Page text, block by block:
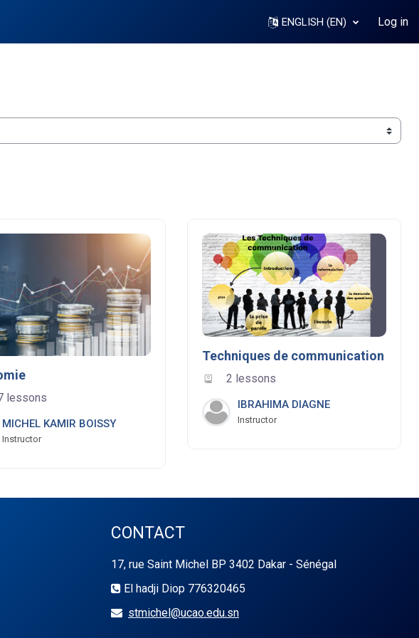
ENGLISH ‎(EN)‎ Log in
lessons
MICHEL KAMIR BOISSY
Instructor
Techniques de communication
2 lessons
IBRAHIMA DIAGNE
Instructor
CONTACT
17, rue Saint Michel BP 3402 Dakar - Sénégal
El hadji Diop 776320465
stmichel@ucao.edu.sn